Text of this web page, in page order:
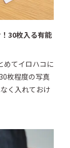
30枚入る有能
めてイロハコに
枚程度の写真
く入れておけ